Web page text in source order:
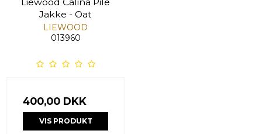
Jakke - Oat
LIEWOOD
013960
400,00 DKK
VIS PRODUKT